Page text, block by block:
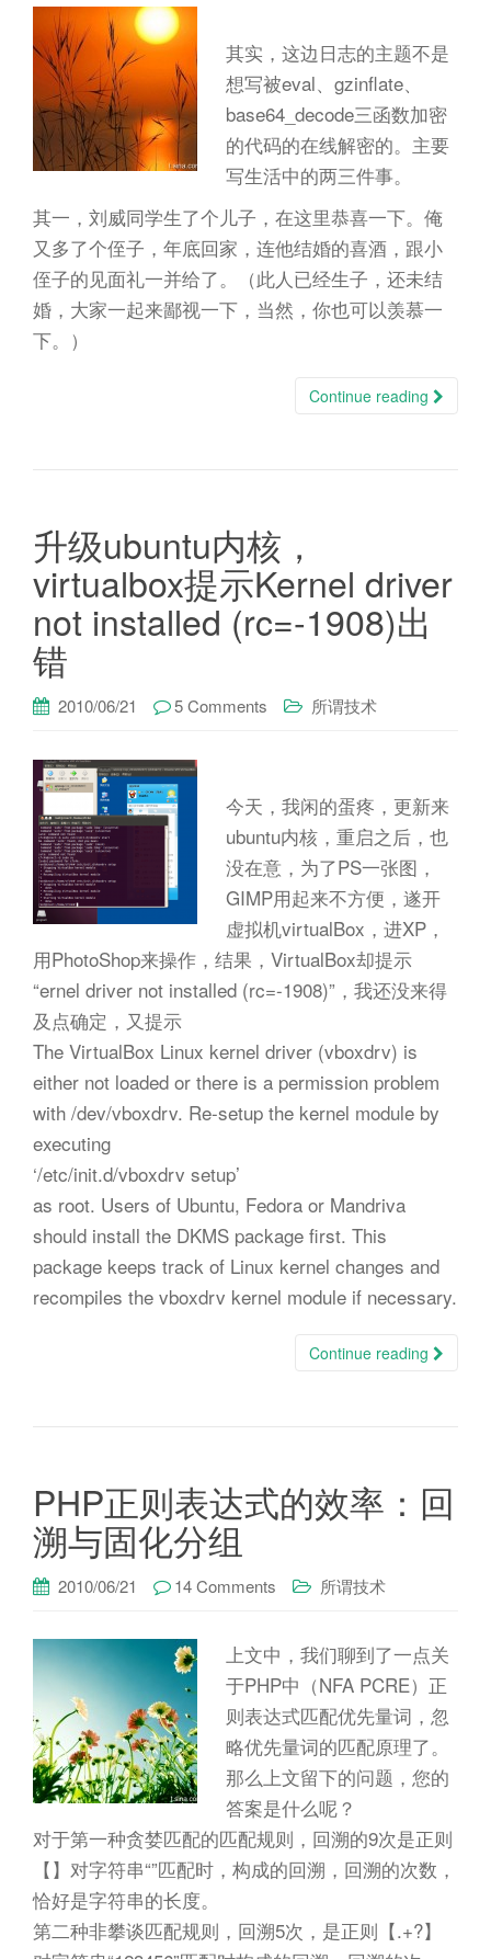
其实，这边日志的主题不是
想写被eval、gzinflate、
base64_decode三函数加密
的代码的在线解密的。主要
写生活中的两三件事。
其一，刘威同学生了个儿子，在这里恭喜一下。俺
又多了个侄子，年底回家，连他结婚的喜酒，跟小
侄子的见面礼一并给了。（此人已经生子，还未结
婚，大家一起来鄙视一下，当然，你也可以羡慕一
下。）
Continue reading
升级ubuntu内核，
virtualbox提示Kernel driver
not installed (rc=-1908)出
错
2010/06/21 5 Comments 所谓技术
今天，我闲的蛋疼，更新来
ubuntu内核，重启之后，也
没在意，为了PS一张图，
GIMP用起来不方便，遂开
虚拟机virtualBox，进XP，
用PhotoShop来操作，结果，VirtualBox却提示
“ernel driver not installed (rc=-1908)”，我还没来得
及点确定，又提示
The VirtualBox Linux kernel driver (vboxdrv) is
either not loaded or there is a permission problem
with /dev/vboxdrv. Re-setup the kernel module by
executing
‘/etc/init.d/vboxdrv setup’
as root. Users of Ubuntu, Fedora or Mandriva
should install the DKMS package first. This
package keeps track of Linux kernel changes and
recompiles the vboxdrv kernel module if necessary.
Continue reading
PHP正则表达式的效率：回
溯与固化分组
2010/06/21 14 Comments 所谓技术
上文中，我们聊到了一点关
于PHP中（NFA PCRE）正
则表达式匹配优先量词，忽
略优先量词的匹配原理了。
那么上文留下的问题，您的
答案是什么呢？
对于第一种贪婪匹配的匹配规则，回溯的9次是正则
【】对字符串“”匹配时，构成的回溯，回溯的次数，
恰好是字符串的长度。
第二种非攀谈匹配规则，回溯5次，是正则【.+?】